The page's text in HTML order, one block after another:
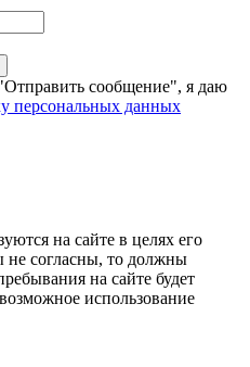
сообщение", я даю
персональных данных
на сайте в целях его
согласны, то должны
на сайте будет
использование